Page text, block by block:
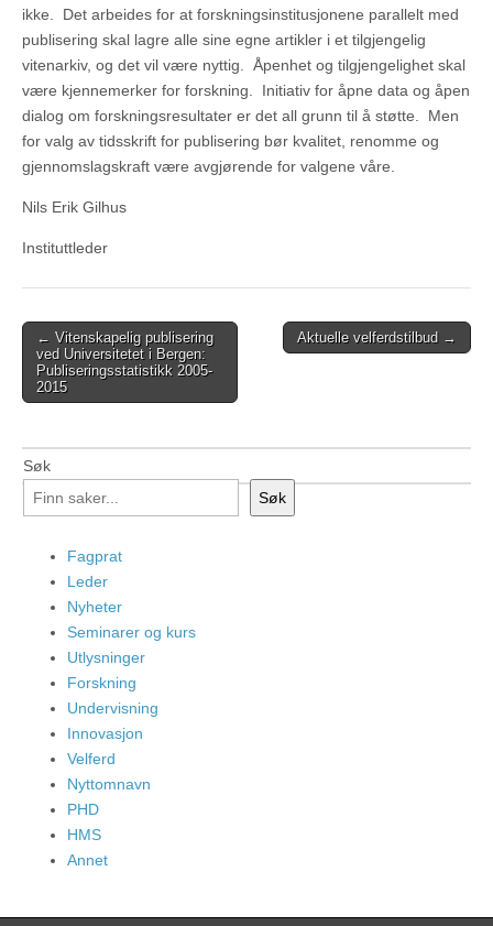
ikke. Det arbeides for at forskningsinstitusjonene parallelt med
publisering skal lagre alle sine egne artikler i et tilgjengelig
vitenarkiv, og det vil være nyttig. Åpenhet og tilgjengelighet skal
være kjennemerker for forskning. Initiativ for åpne data og åpen
dialog om forskningsresultater er det all grunn til å støtte. Men
for valg av tidsskrift for publisering bør kvalitet, renomme og
gjennomslagskraft være avgjørende for valgene våre.
Nils Erik Gilhus
Instituttleder
Post
navigation
← Vitenskapelig publisering
ved Universitetet i Bergen:
Publiseringsstatistikk 2005-
2015
Aktuelle velferdstilbud →
Søk
Søk
Fagprat
Leder
Nyheter
Seminarer og kurs
Utlysninger
Forskning
Undervisning
Innovasjon
Velferd
Nyttomnavn
PHD
HMS
Annet